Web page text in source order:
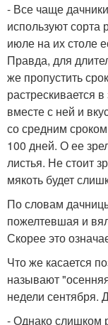
- Все чаще
используют сорта
июле на их столе
Правда, для
же пропустить
растрескивается
вместе с ней и
со средним
100 дней. О ее
листья. Не стоит
мякоть будет
По словам
пожелтевшая и
Скорее это
Что же касается
называют
недели сентября.
- Однако слишком